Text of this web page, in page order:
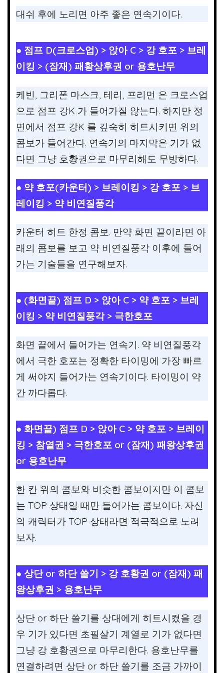
대쉬 후에 노리면 아주 좋은 연속기이다.
● 점프 D(크로스업) > 앉아 C > 강 호포 > 브레
이킹 > (잠재) 패황상후권 or 용호난무
케빈, 그리폰 마스크, 테리, 프리먼 은 크로스업
으로 점프 강K 가 들어가질 않는다. 하지만 정
면에서 점프 강K 를 깊숙히 히트시키면 위의
콤보가 들어간다. 연속기의 마지막은 기가 없
다면 그냥 호황권으로 마무리해도 무방하다.
● 약 호포(카운터) > 브레이킹 > 강 호포 > 브
레이킹 > 약 비연질풍각
카운터 히트 한정 콤보. 만약 화면 끝이라면 아
래의 콤보를 보고 약 비연질풍각 이후에 들어
가는 기술들을 연구해보자.
● (화면끝) 점프 D > 앉아 C > 약 호포 > 브레
이킹 > 약 비연질풍각 > 극한호포
화면 끝에서 들어가는 연속기. 약 비연질풍각
에서 극한 호포는 정확한 타이밍에 가장 빠르
게 써야지 들어가는 연속기이다. 타이밍이 약
간 까다롭다.
● 화면끝) 점프 D > 앉아 C > 약 호포 > 브레이
킹 > 참열권 > 극한호포 or (잠재) 패왕상후권
or 용호난무
한 칸 위의 콤보와 비슷한 콤보이지만 이 콤보
는 TOP 상태일 때만 들어가는 콤보이다. 자신
의 캐릭터가 TOP 상태라면 적극적으로 노려
보자.
● 상단 or 하단 쓸기 > 강 호황권 or (잠재) 패
왕상후권 > 용호난무
상단 or 하단 쓸기를 상대에게 히트시켰을 경
우 기가 있다면 초필살기 계열로 기가 없다면
그냥 강 호황권으로 마무리한다. 용호난무를
연결하려면 상단 or 하단 쓸기를 조금 가까이